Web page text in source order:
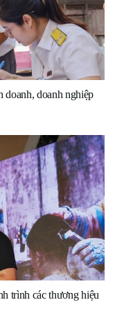
doanh, doanh nghiệp
trình các thương hiệu